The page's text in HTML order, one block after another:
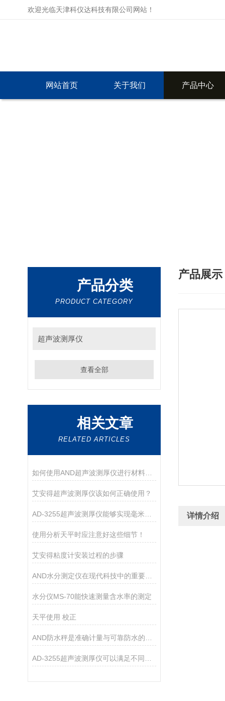
欢迎光临天津科仪达科技有限公司网站！
网站首页 关于我们 产品中心
产品分类
PRODUCT CATEGORY
超声波测厚仪
查看全部
相关文章
RELATED ARTICLES
如何使用AND超声波测厚仪进行材料厚度测量
艾安得超声波测厚仪该如何正确使用？
使用分析天平时应注意好这些细节！
艾安得粘度计安装过程的步骤
AND水分测定仪在现代科技中的重要作用
水分仪MS-70能快速测量含水率的测定
天平使用 校正
产品展示
详情介绍